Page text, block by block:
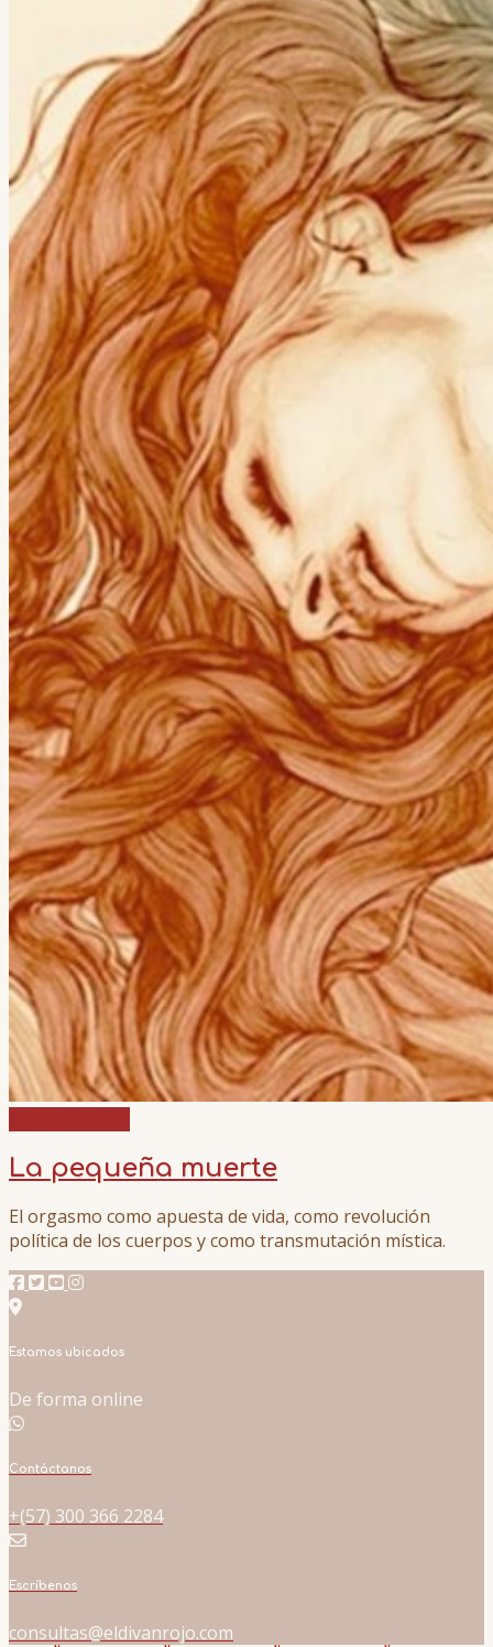
La pequeña muerte
El orgasmo como apuesta de vida, como revolución
política de los cuerpos y como transmutación mística.
Estamos ubicados
De forma online
Contáctanos
+(57) 300 366 2284
Escríbenos
consultas@eldivanrojo.com